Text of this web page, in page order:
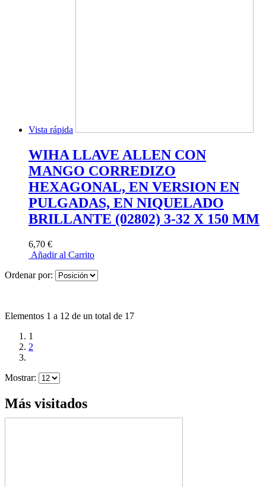
Vista rápida
WIHA LLAVE ALLEN CON
MANGO CORREDIZO
HEXAGONAL, EN VERSION EN
PULGADAS, EN NIQUELADO
BRILLANTE (02802) 3-32 X 150 MM
6,70 €
Añadir al Carrito
Ordenar por:
Elementos 1 a 12 de un total de 17
1
2
Mostrar:
Más visitados